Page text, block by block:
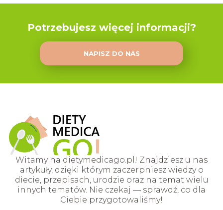
Potrzebujesz więcej informacji?
NAPISZ DO NAS
Witamy na dietymedicago.pl! Znajdziesz u nas
artykuły, dzięki którym zaczerpniesz wiedzy o
diecie, przepisach, urodzie oraz na temat wielu
innych tematów. Nie czekaj — sprawdź, co dla
Ciebie przygotowaliśmy!